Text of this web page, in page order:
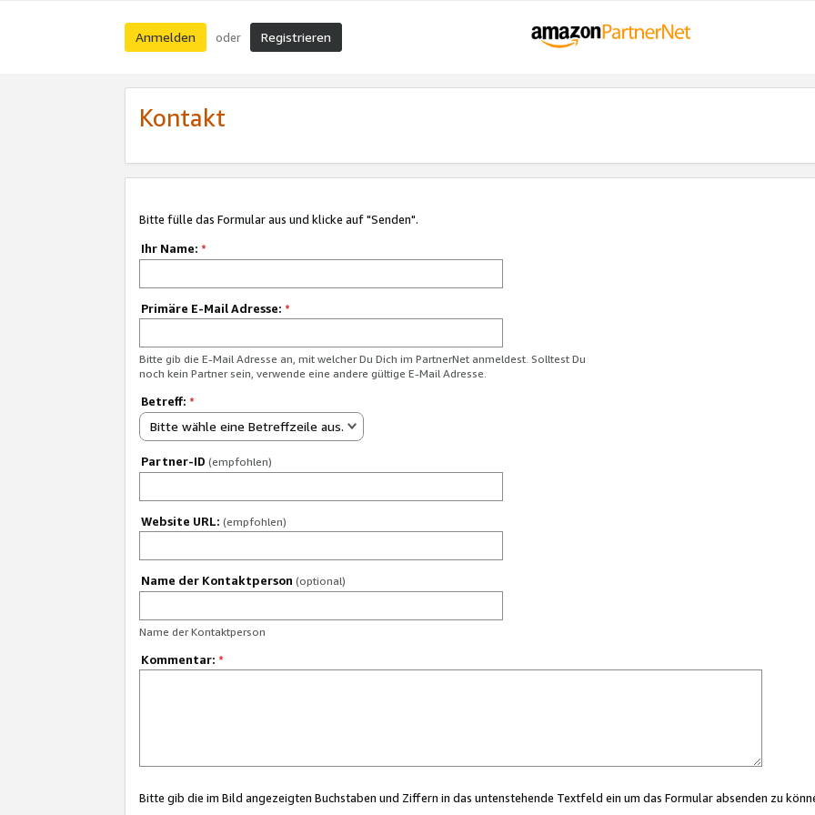
Anmelden oder Registrieren
Kontakt
Bitte fülle das Formular aus und klicke auf "Senden".
Ihr Name: *
Primäre E-Mail Adresse: *
Bitte gib die E-Mail Adresse an, mit welcher Du Dich im PartnerNet anmeldest. Solltest Du
noch kein Partner sein, verwende eine andere gültige E-Mail Adresse.
Betreff: *
Bitte wähle eine Betreffzeile aus.
Partner-ID (empfohlen)
Website URL: (empfohlen)
Name der Kontaktperson (optional)
Name der Kontaktperson
Kommentar: *
Bitte gib die im Bild angezeigten Buchstaben und Ziffern in das untenstehende Textfeld ein um das Formular absenden zu